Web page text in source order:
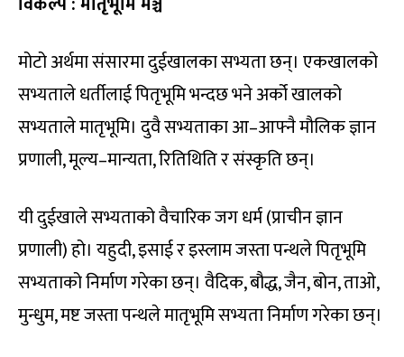
मोटो अर्थमा संसारमा दुईखालका सभ्यता छन्। एकखालको
सभ्यताले धर्तीलाई पितृभूमि भन्दछ भने अर्को खालको
सभ्यताले मातृभूमि। दुवै सभ्यताका आ–आफ्नै मौलिक ज्ञान
प्रणाली, मूल्य–मान्यता, रितिथिति र संस्कृति छन्।
यी दुईखाले सभ्यताको वैचारिक जग धर्म (प्राचीन ज्ञान
प्रणाली) हो। यहुदी, इसाई र इस्लाम जस्ता पन्थले पितृभूमि
सभ्यताको निर्माण गरेका छन्। वैदिक, बौद्ध, जैन, बोन, ताओ,
मुन्धुम, मष्ट जस्ता पन्थले मातृभूमि सभ्यता निर्माण गरेका छन्।